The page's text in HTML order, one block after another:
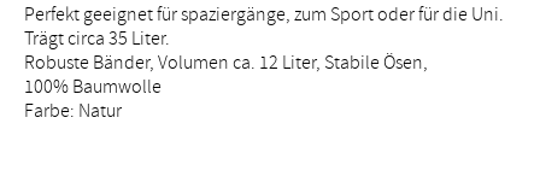
Perfekt geeignet für spaziergänge, zum Sport oder für die Uni.
Trägt circa 35 Liter.
Robuste Bänder, Volumen ca. 12 Liter, Stabile Ösen,
100% Baumwolle
Farbe: Natur